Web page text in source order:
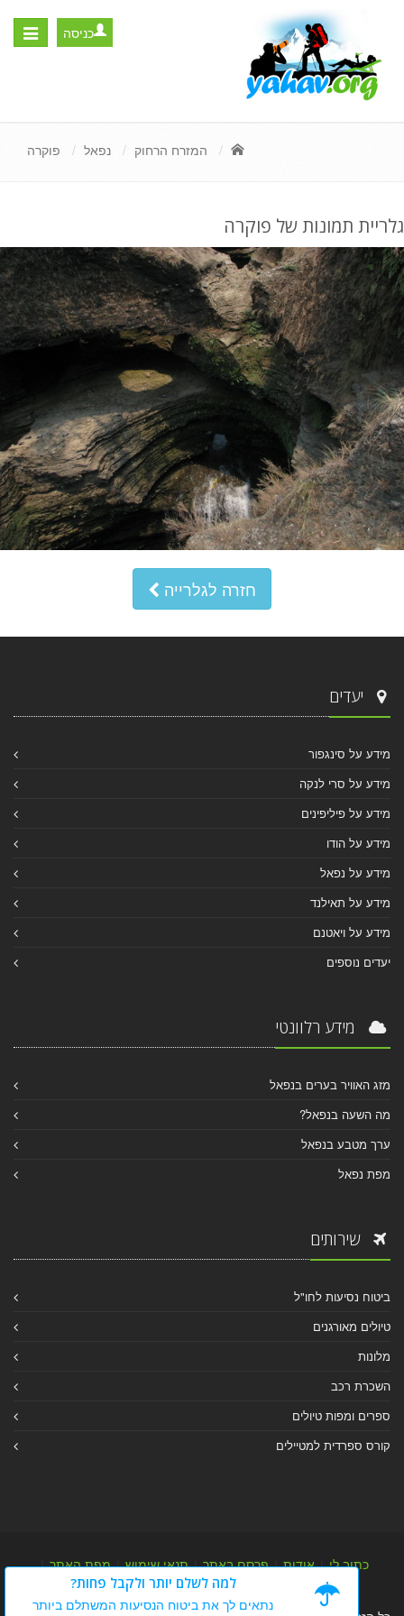
Toggle
כניסה
המזרח הרחוק נפאל פוקרה
גלריית תמונות של פוקרה
חזרה לגלרייה
יעדים
מידע על סינגפור
מידע על סרי לנקה
מידע על פיליפינים
מידע על הודו
מידע על נפאל
מידע על תאילנד
מידע על ויאטנם
יעדים נוספים
מידע רלוונטי
מזג האוויר בערים בנפאל
מה השעה בנפאל?
ערך מטבע בנפאל
מפת נפאל
שירותים
ביטוח נסיעות לחו"ל
טיולים מאורגנים
מלונות
השכרת רכב
ספרים ומפות טיולים
קורס ספרדית למטיילים
כתוב לי|אודות|פרסם באתר|תנאי שימוש|מפת האתר|
מפת אלבום|מפת מאמרי מידע
למה לשלם יותר ולקבל פחות?
נתאים לך את ביטוח הנסיעות המשתלם ביותר